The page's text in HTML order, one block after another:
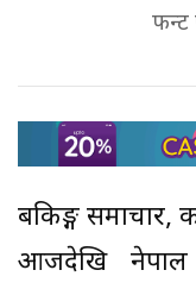
फन्ट
बैंकिङ्ग समाचार,
आजदेखि नेपाल